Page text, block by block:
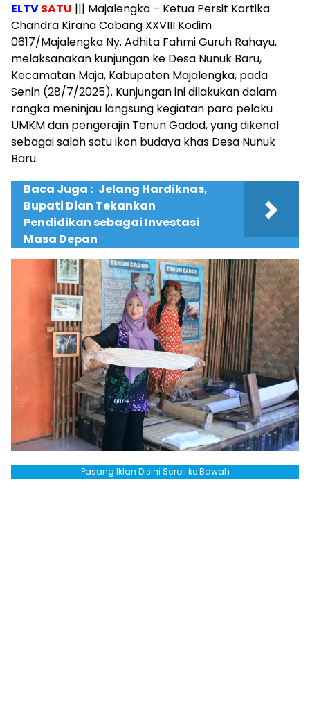
ELTVSATU ||| Majalengka – Ketua Persit Kartika
Chandra Kirana Cabang XXVIII Kodim
0617/Majalengka Ny. Adhita Fahmi Guruh Rahayu,
melaksanakan kunjungan ke Desa Nunuk Baru,
Kecamatan Maja, Kabupaten Majalengka, pada
Senin (28/7/2025). Kunjungan ini dilakukan dalam
rangka meninjau langsung kegiatan para pelaku
UMKM dan pengerajin Tenun Gadod, yang dikenal
sebagai salah satu ikon budaya khas Desa Nunuk
Baru.
Baca Juga : Jelang Hardiknas,
Bupati Dian Tekankan
Pendidikan sebagai Investasi
Masa Depan
Pasang Iklan Disini Scroll ke Bawah